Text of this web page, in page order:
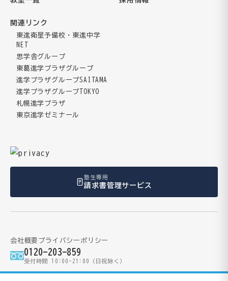
関連リンク
東進衛星予備校・東進中学
NET
思学舎グループ
東葛進学プラザグループ
進学プラザグループSAITAMA
進学プラザグループTOKYO
札幌進学プラザ
東京進学ゼミナール
塾生専用
請求書管理サービス
会社概要プライバシーポリシー
0120-203-859
受付時間 10:00-21:00（日祝除く）